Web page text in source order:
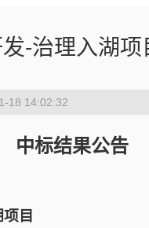
-治理入湖
18 14:02:32
中标结果公告
目